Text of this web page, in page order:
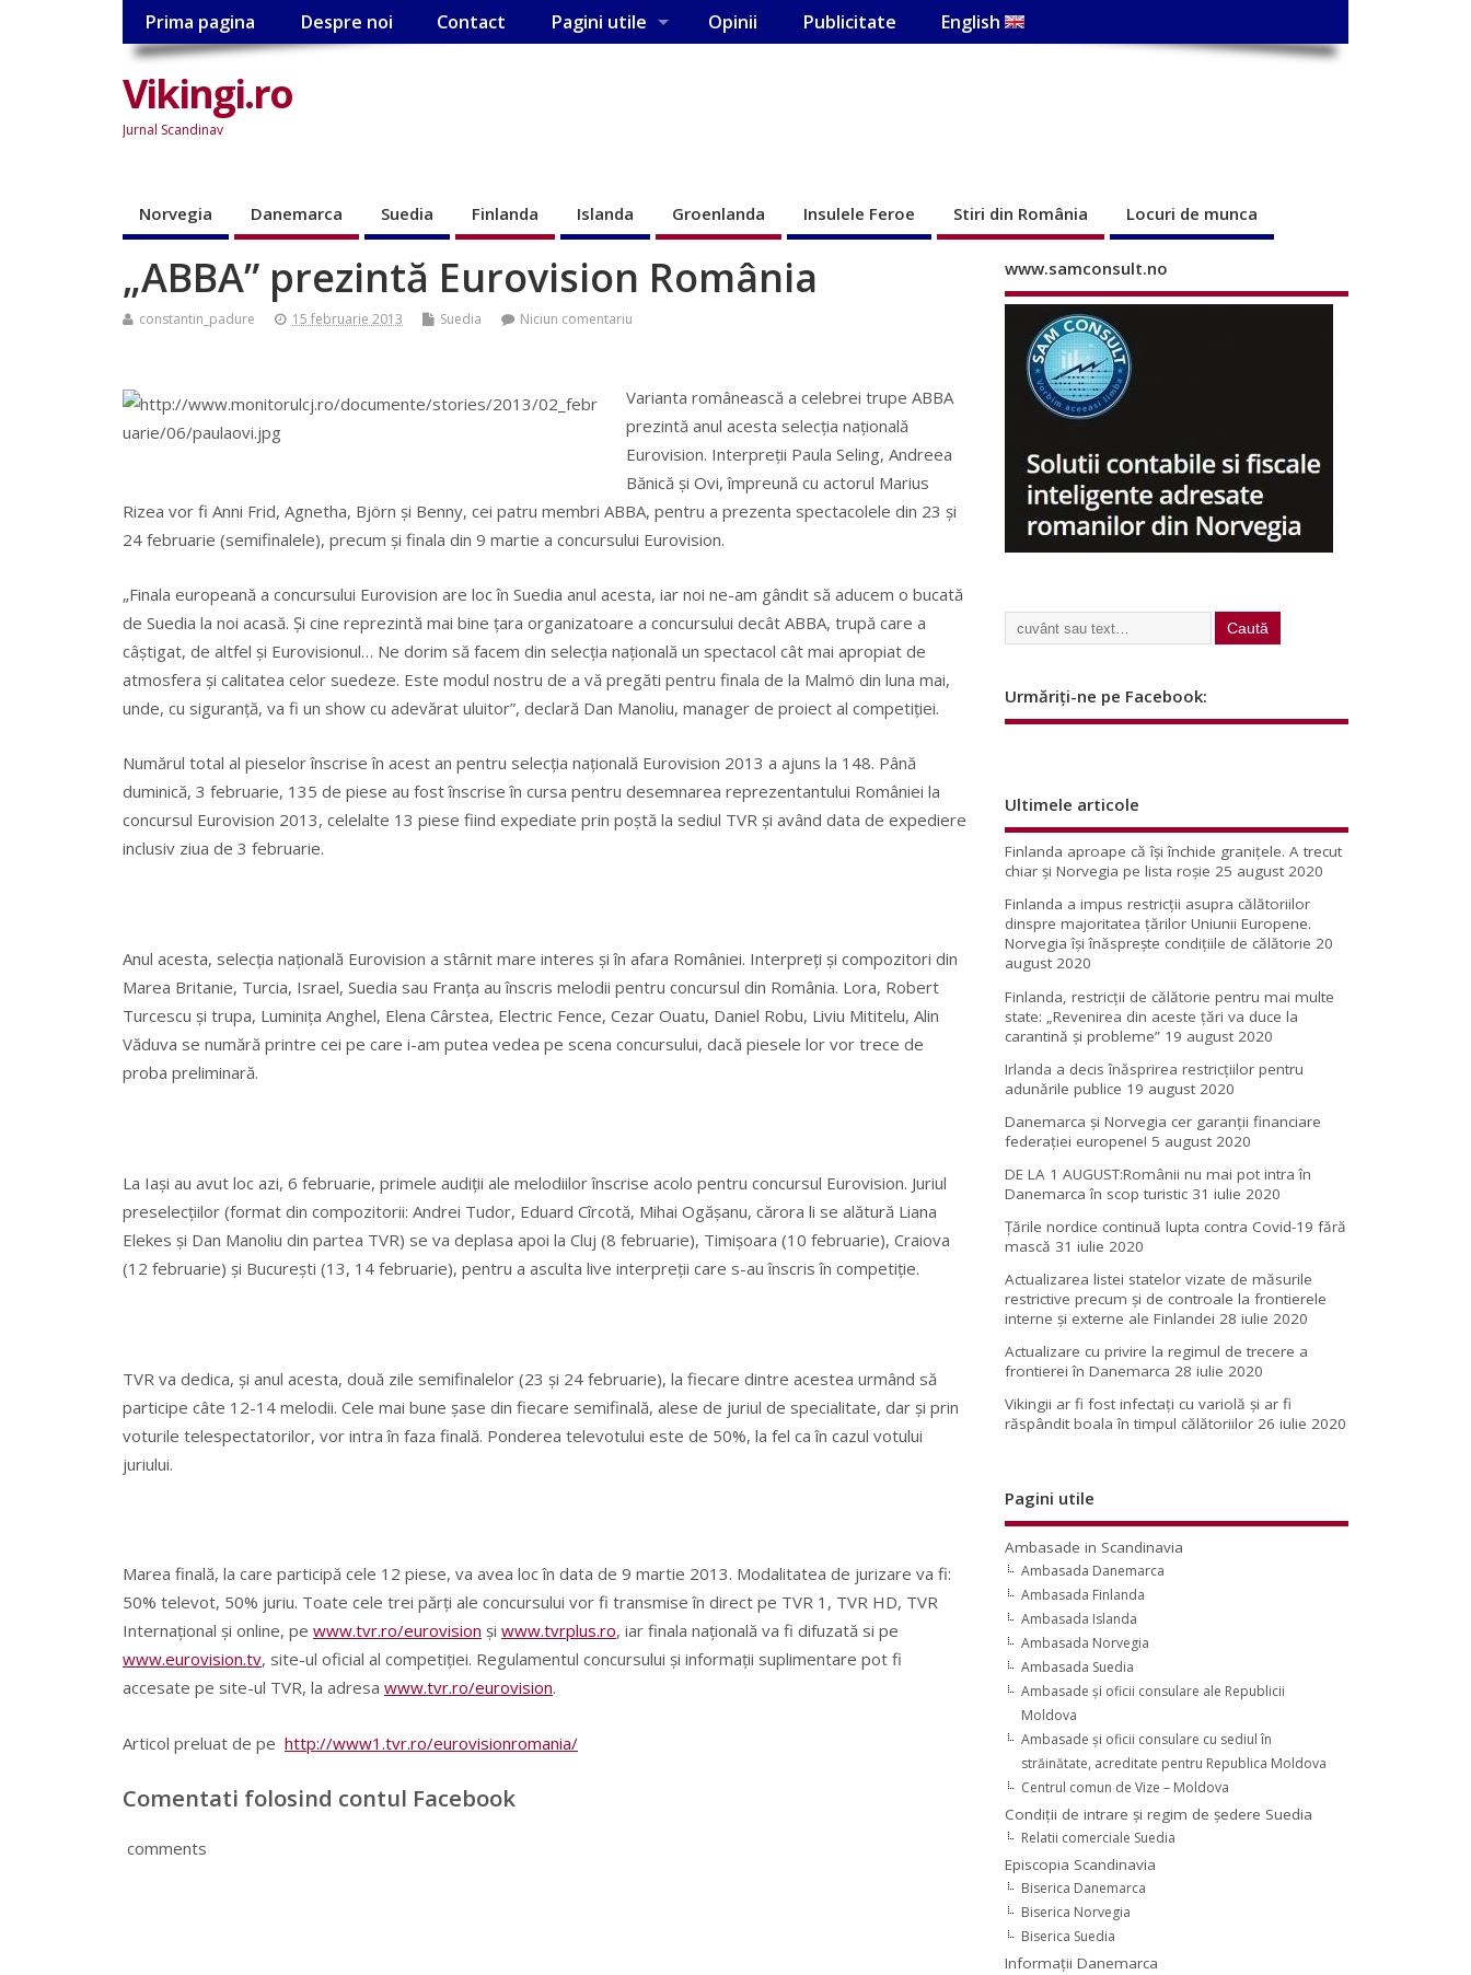
Prima pagina Despre noi Contact Pagini utile Opinii Publicitate English
Vikingi.ro
Jurnal Scandinav
Norvegia Danemarca Suedia Finlanda Islanda Groenlanda Insulele Feroe Stiri din România Locuri de munca
„ABBA” prezintă Eurovision România
constantin_padure 15 februarie 2013 Suedia Niciun comentariu
Varianta românească a celebrei trupe ABBA
prezintă anul acesta selecţia naţională
Eurovision. Interpreţii Paula Seling, Andreea
Bănică şi Ovi, împreună cu actorul Marius
Rizea vor fi Anni Frid, Agnetha, Björn şi Benny, cei patru membri ABBA, pentru a prezenta spectacolele din 23 şi
24 februarie (semifinalele), precum şi finala din 9 martie a concursului Eurovision.
„Finala europeană a concursului Eurovision are loc în Suedia anul acesta, iar noi ne-am gândit să aducem o bucată
de Suedia la noi acasă. Şi cine reprezintă mai bine ţara organizatoare a concursului decât ABBA, trupă care a
câştigat, de altfel şi Eurovisionul… Ne dorim să facem din selecţia naţională un spectacol cât mai apropiat de
atmosfera şi calitatea celor suedeze. Este modul nostru de a vă pregăti pentru finala de la Malmö din luna mai,
unde, cu siguranţă, va fi un show cu adevărat uluitor”, declară Dan Manoliu, manager de proiect al competiţiei.
Numărul total al pieselor înscrise în acest an pentru selecţia naţională Eurovision 2013 a ajuns la 148. Până
duminică, 3 februarie, 135 de piese au fost înscrise în cursa pentru desemnarea reprezentantului României la
concursul Eurovision 2013, celelalte 13 piese fiind expediate prin poştă la sediul TVR şi având data de expediere
inclusiv ziua de 3 februarie.
Anul acesta, selecţia naţională Eurovision a stârnit mare interes şi în afara României. Interpreţi şi compozitori din
Marea Britanie, Turcia, Israel, Suedia sau Franţa au înscris melodii pentru concursul din România. Lora, Robert
Turcescu şi trupa, Luminiţa Anghel, Elena Cârstea, Electric Fence, Cezar Ouatu, Daniel Robu, Liviu Mititelu, Alin
Văduva se numără printre cei pe care i-am putea vedea pe scena concursului, dacă piesele lor vor trece de
proba preliminară.
La Iaşi au avut loc azi, 6 februarie, primele audiţii ale melodiilor înscrise acolo pentru concursul Eurovision. Juriul
preselecţiilor (format din compozitorii: Andrei Tudor, Eduard Cîrcotă, Mihai Ogăşanu, cărora li se alătură Liana
Elekes şi Dan Manoliu din partea TVR) se va deplasa apoi la Cluj (8 februarie), Timişoara (10 februarie), Craiova
(12 februarie) şi Bucureşti (13, 14 februarie), pentru a asculta live interpreţii care s-au înscris în competiţie.
TVR va dedica, şi anul acesta, două zile semifinalelor (23 şi 24 februarie), la fiecare dintre acestea urmând să
participe câte 12-14 melodii. Cele mai bune şase din fiecare semifinală, alese de juriul de specialitate, dar şi prin
voturile telespectatorilor, vor intra în faza finală. Ponderea televotului este de 50%, la fel ca în cazul votului
juriului.
Marea finală, la care participă cele 12 piese, va avea loc în data de 9 martie 2013. Modalitatea de jurizare va fi:
50% televot, 50% juriu. Toate cele trei părţi ale concursului vor fi transmise în direct pe TVR 1, TVR HD, TVR
Internaţional şi online, pe www.tvr.ro/eurovision și www.tvrplus.ro, iar finala națională va fi difuzată si pe
www.eurovision.tv, site-ul oficial al competiţiei. Regulamentul concursului şi informaţii suplimentare pot fi
accesate pe site-ul TVR, la adresa www.tvr.ro/eurovision.
Articol preluat de pe http://www1.tvr.ro/eurovisionromania/
Comentati folosind contul Facebook
comments
www.samconsult.no
Urmăriți-ne pe Facebook:
Ultimele articole
Finlanda aproape că își închide granițele. A trecut
chiar și Norvegia pe lista roșie 25 august 2020
Finlanda a impus restricţii asupra călătoriilor
dinspre majoritatea ţărilor Uniunii Europene.
Norvegia își înăsprește condițiile de călătorie 20
august 2020
Finlanda, restricţii de călătorie pentru mai multe
state: „Revenirea din aceste ţări va duce la
carantină şi probleme” 19 august 2020
Irlanda a decis înăsprirea restricțiilor pentru
adunările publice 19 august 2020
Danemarca și Norvegia cer garanții financiare
federației europene! 5 august 2020
DE LA 1 AUGUST:Românii nu mai pot intra în
Danemarca în scop turistic 31 iulie 2020
Țările nordice continuă lupta contra Covid-19 fără
mască 31 iulie 2020
Actualizarea listei statelor vizate de măsurile
restrictive precum și de controale la frontierele
interne și externe ale Finlandei 28 iulie 2020
Actualizare cu privire la regimul de trecere a
frontierei în Danemarca 28 iulie 2020
Vikingii ar fi fost infectaţi cu variolă şi ar fi
răspândit boala în timpul călătoriilor 26 iulie 2020
Pagini utile
Ambasade in Scandinavia
Ambasada Danemarca
Ambasada Finlanda
Ambasada Islanda
Ambasada Norvegia
Ambasada Suedia
Ambasade şi oficii consulare ale Republicii
Moldova
Ambasade şi oficii consulare cu sediul în
străinătate, acreditate pentru Republica Moldova
Centrul comun de Vize – Moldova
Condiţii de intrare şi regim de şedere Suedia
Relatii comerciale Suedia
Episcopia Scandinavia
Biserica Danemarca
Biserica Norvegia
Biserica Suedia
Informaţii Danemarca